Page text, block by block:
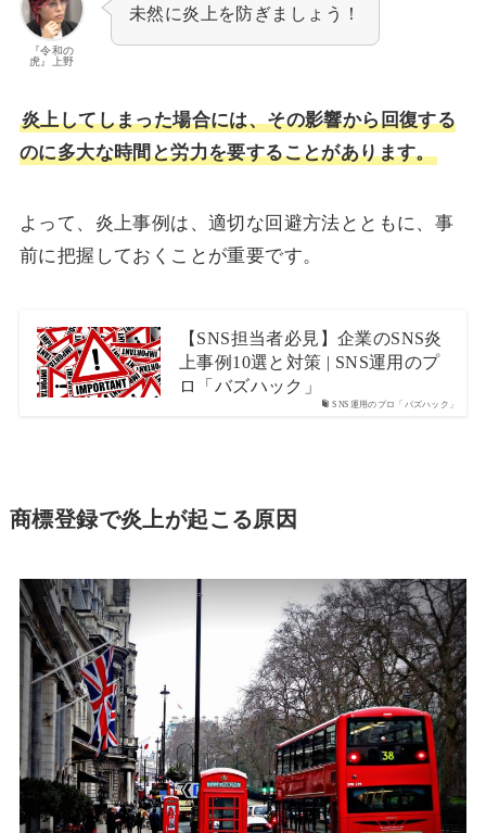
『令和の
虎』上野
未然に炎上を防ぎましょう！
炎上してしまった場合には、その影響から回復する
のに多大な時間と労力を要することがあります。
よって、炎上事例は、適切な回避方法とともに、事
前に把握しておくことが重要です。
SNS運用のプロ「バズハック」
【SNS担当者必見】企業のSNS炎
上事例10選と対策 | SNS運用のプ
ロ「バズハック」
商標登録で炎上が起こる原因